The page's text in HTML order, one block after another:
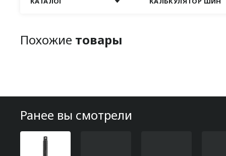
Похожие товары
Ранее вы смотрели